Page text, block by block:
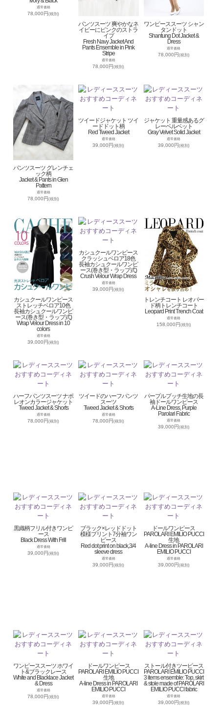
通常価格
78,000円(税別)
パンツスーツ 爽やかなネ
イビーにピンクのストラ
イプ
Fresh Navy Jacket And
Pants Ensemble in Pink
Stripe
通常価格
78,000円(税別)
ワンピーススーツ シャン
タンドット
Shantung Dot Jacket &
Dress
通常価格
78,000円(税別)
パンツスーツ グレンチェ
ック柄
Jacket & Pants in Glen
Pattern
通常価格
78,000円(税別)
ツイードジャケット ツイ
ードドット柄
Red Tweed Jacket
通常価格
39,000円(税別)
ジャケット 重量感あるグ
レーベルベット
Gray Velvet Solid Jacket
通常価格
39,000円(税別)
カシュクールワンピース
ストレッチベロア10色
長袖カシュクールワンピ
ース(巻き型・ラップ式)
Wrap Velour Dress in 10
colors
通常価格
39,000円(税別)
カシュクールワンピース
クラッシュベロア18色
長袖カシュクールワンピ
ース(巻き型・ラップ式)
Crush Velour Wrap Dress
通常価格
39,000円(税別)
トレンチコート レオパー
ド柄トレンチコート
Leopard Print Trench Coat
通常価格
158,000円(税別)
ハーフパンツスーツ ナポ
レオンカラージャケット
Tweed Jacket & Shorts
通常価格
78,000円(税別)
ツイードのハーフパンツ
スーツ
Tweed Jacket & Shorts
通常価格
78,000円(税別)
パープルプッチ生地の長
袖ドールワンピース
A-Line Dress, Purple
Parolari Fabric
通常価格
39,000円(税別)
黒織柄フリル付きワンピ
ース
Black Dress With Frill
通常価格
39,000円(税別)
ブラック×レッドドット
模様プリント7分袖ワン
ピース
Red dot print on black,3/4
sleeve dress
通常価格
39,000円(税別)
ドールワンピース
PAROLARI EMILIO PUCCI
生地
A-line Dress in PAROLARI
EMILIO PUCCI
通常価格
39,000円(税別)
ワンピーススーツ ホワイ
ト&ブラックレース
White and Blacklace Jacket
& Dress
通常価格
78,000円(税別)
ドールワンピース
PAROLARI EMILIO PUCCI
生地
A-line Dress in PAROLARI
EMILIO PUCCI
通常価格
39,000円(税別)
ストール付きツーピース
PAROLARI EMILIO PUCCI
3 items ensemble: Top, skirt
& stole made of PAROLARI
EMILIO PUCCI fabric
通常価格
39,000円(税別)